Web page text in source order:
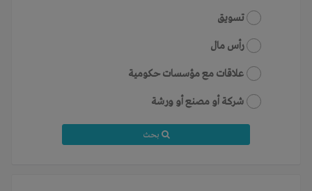
تسويق
رأس مال
علاقات مع مؤسسات حكومية
شركة أو مصنع أو ورشة